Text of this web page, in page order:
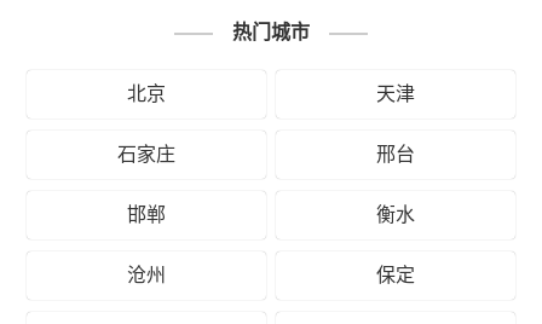
热门城市
北京 天津
石家庄 邢台
邯郸 衡水
沧州 保定